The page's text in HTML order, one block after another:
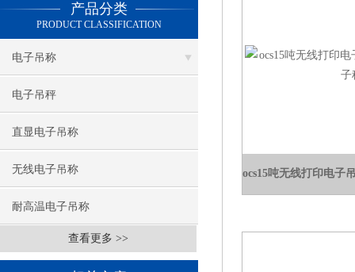
产品分类
PRODUCT CLASSIFICATION
电子吊称
电子吊秤
直显电子吊称
无线电子吊称
耐高温电子吊称
查看更多 >>